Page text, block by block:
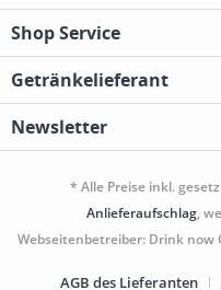
Shop Service
Getränkelieferant
Newsletter
* Alle Preise inkl.
Anlieferaufschlag,
Webseitenbetreiber: Drink now
AGB des Lieferanten